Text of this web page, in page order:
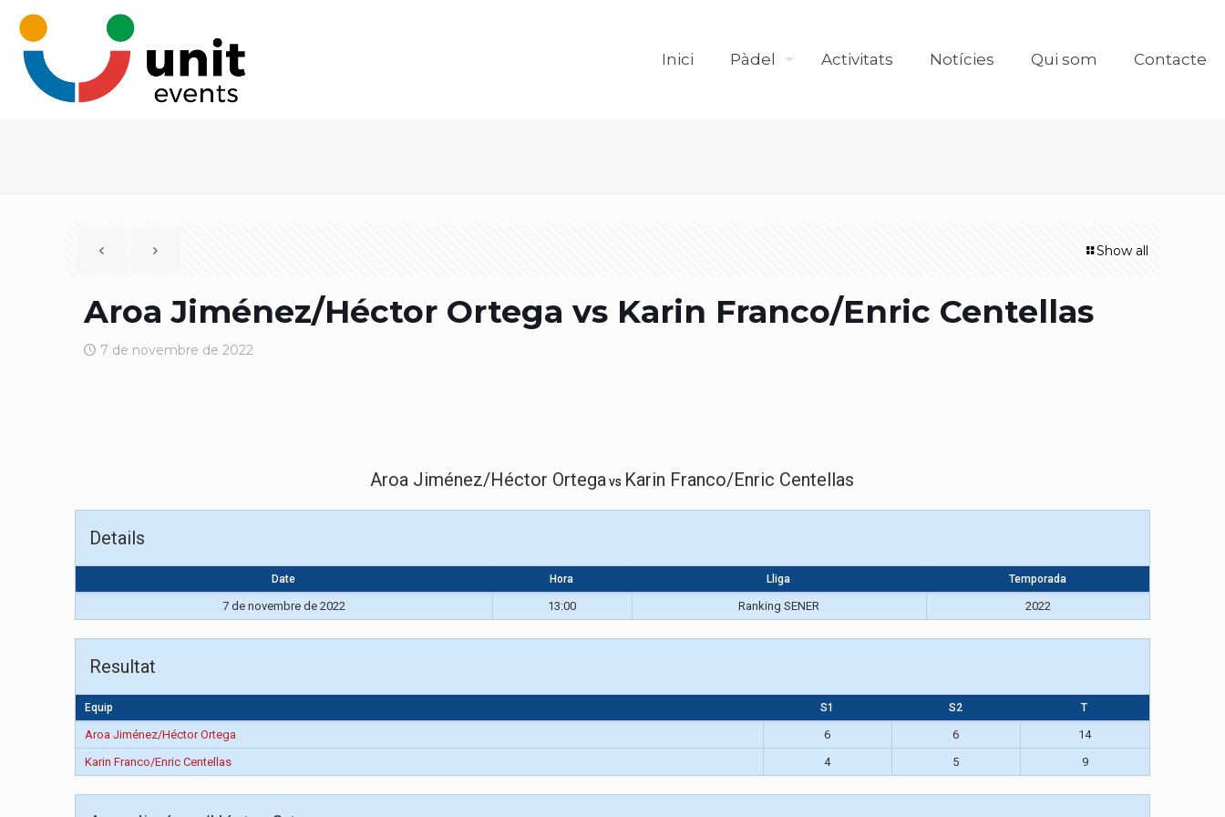
Inici Pàdel Activitats Notícies Qui som Contacte
Show all
Aroa Jiménez/Héctor Ortega vs Karin Franco/Enric Centellas
7 de novembre de 2022
Aroa Jiménez/Héctor Ortega vs Karin Franco/Enric Centellas
Details
Date Hora Lliga Temporada
7 de novembre de 2022 13:00 Ranking SENER 2022
Resultat
Equip S1 S2 T
Aroa Jiménez/Héctor Ortega 6 6
14
Karin Franco/Enric Centellas
4 5 9